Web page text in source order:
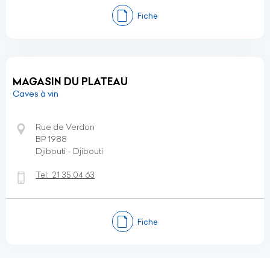
Fiche
MAGASIN DU PLATEAU
Caves à vin
Rue de Verdon
BP 1988
Djibouti - Djibouti
Tel: 21 35 04 63
Fiche